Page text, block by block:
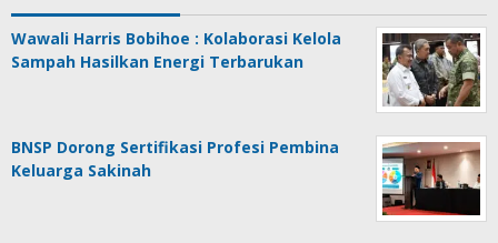
Wawali Harris Bobihoe : Kolaborasi Kelola
Sampah Hasilkan Energi Terbarukan
BNSP Dorong Sertifikasi Profesi Pembina
Keluarga Sakinah